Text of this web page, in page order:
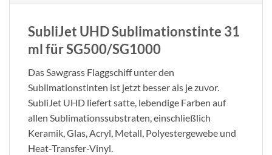
SubliJet UHD Sublimationstinte 31
ml für SG500/SG1000
Das Sawgrass Flaggschiff unter den
Sublimationstinten ist jetzt besser als je zuvor.
SubliJet UHD liefert satte, lebendige Farben auf
allen Sublimationssubstraten, einschließlich
Keramik, Glas, Acryl, Metall, Polyestergewebe und
Heat-Transfer-Vinyl.